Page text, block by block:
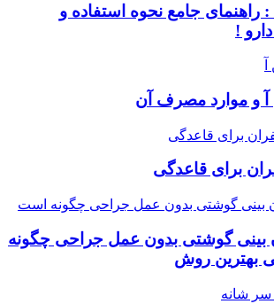
: راهنمای جامع نحوه استفاده و
!
آ و موارد مصرف آن
برای قاعدگی
گوشتی بدون عمل جراحی چگونه
بهترین روش